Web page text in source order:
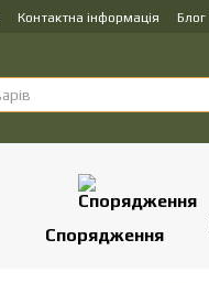
Контактна інформація Блог
Спорядження